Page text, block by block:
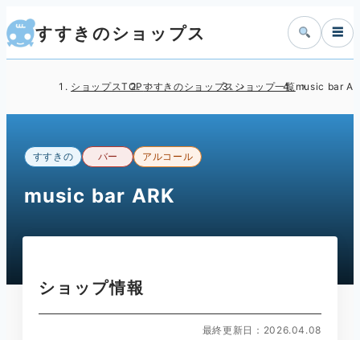
すすきのショップス ☰
ショップスTOPすすきのショップス ショップ一覧music bar
すすきの バー アルコール
music bar ARK
ショップ情報
最終更新日：2026.04.08